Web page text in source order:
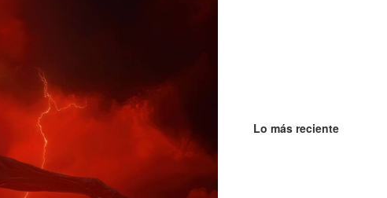
Lo más reciente